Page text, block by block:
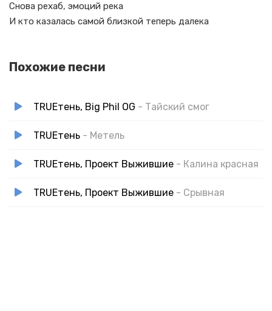
Снова рехаб, эмоций река
И кто казалась самой близкой теперь далека
Похожие песни
TRUEтень, Big Phil OG - Тайский смог
TRUEтень - Метель
TRUEтень, Проект Выжившие - Калина красная
TRUEтень, Проект Выжившие - Срывная